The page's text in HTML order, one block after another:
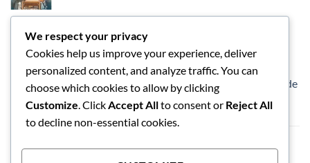
LOS MEJORES
Dungeons and Dragon - Caja de inicio - Héroes de
We respect your privacy
Cookies help us improve your experience, deliver
personalized content, and analyze traffic. You can
choose which cookies to allow by clicking
Customize. ClickAccept Allto consent or Reject All
to decline non-essential cookies.